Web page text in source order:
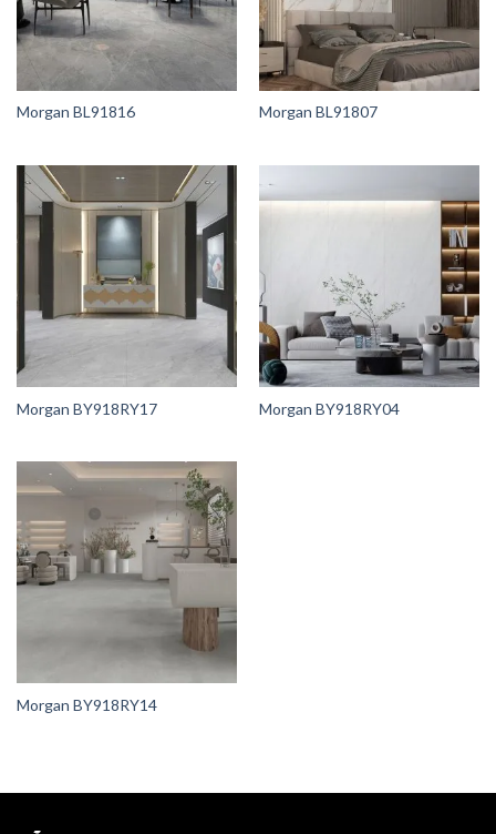
Morgan BL91816 Morgan BL91807
Morgan BY918RY17 Morgan BY918RY04
Morgan BY918RY14